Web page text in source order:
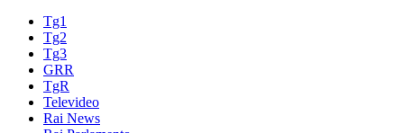
Tg1
Tg2
Tg3
GRR
TgR
Televideo
Rai News